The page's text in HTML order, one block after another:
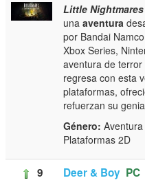
Little
unaaventura
por Bandai
Xbox Series,
aventura de
regresa con esta
plataformas,
refuerzan su
Género:
Plataformas 2D
9 Deer & Boy PC